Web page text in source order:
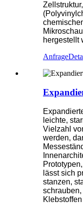
hergestellt
Anfrage
leichte,
Vielzahl
werden,
lässt sich
stanzen,